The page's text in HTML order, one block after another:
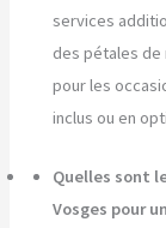
services
des pétales
pour les
inclus ou en
Quelles sont
Vosges pour